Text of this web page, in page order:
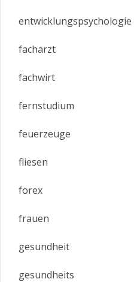
entwicklungspsychologie
facharzt
fachwirt
fernstudium
feuerzeuge
fliesen
forex
frauen
gesundheit
gesundheits